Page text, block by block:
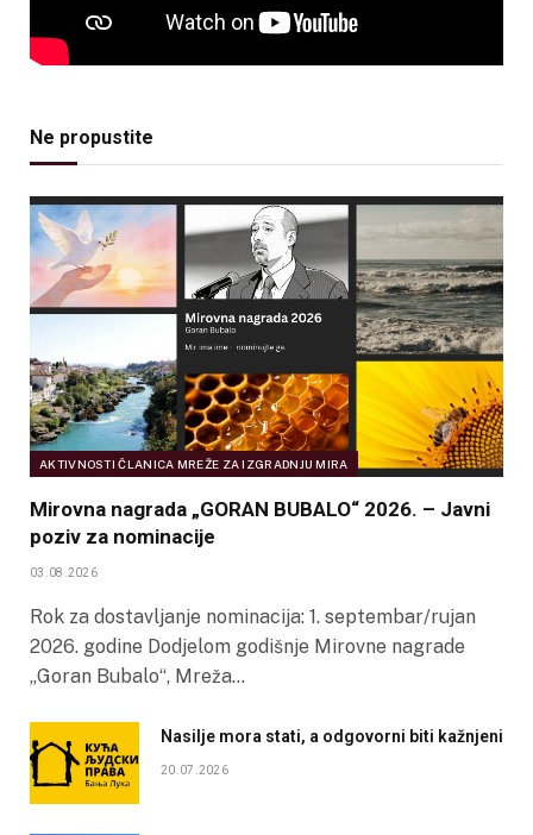
Ne propustite
AKTIVNOSTI ČLANICA MREŽE ZA IZGRADNJU MIRA
Mirovna nagrada „GORAN BUBALO“ 2026. – Javni
poziv za nominacije
03.08.2026
Rok za dostavljanje nominacija: 1. septembar/rujan
2026. godine Dodjelom godišnje Mirovne nagrade
„Goran Bubalo“, Mreža…
Nasilje mora stati, a odgovorni biti kažnjeni
20.07.2026